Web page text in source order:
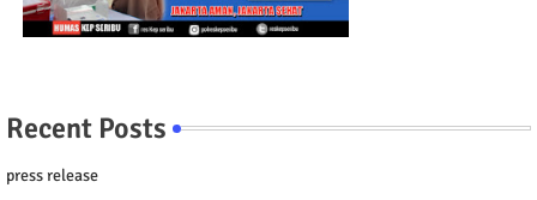
Recent Posts
press release